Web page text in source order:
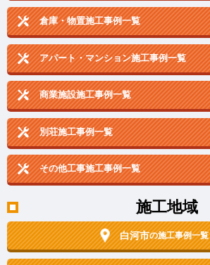
倉庫・物置施工事例一覧
アパート・マンション施工事例一覧
商業施設施工事例一覧
別荘施工事例一覧
その他工事施工事例一覧
施工地域
白河市の施工事例一覧